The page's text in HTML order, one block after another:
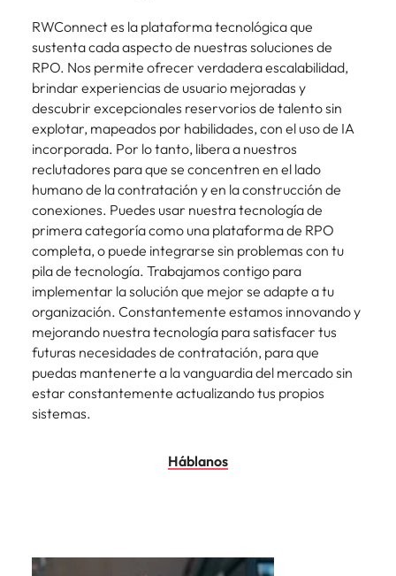
RWConnect es la plataforma tecnológica que
sustenta cada aspecto de nuestras soluciones de
RPO. Nos permite ofrecer verdadera escalabilidad,
brindar experiencias de usuario mejoradas y
descubrir excepcionales reservorios de talento sin
explotar, mapeados por habilidades, con el uso de IA
incorporada. Por lo tanto, libera a nuestros
reclutadores para que se concentren en el lado
humano de la contratación y en la construcción de
conexiones. Puedes usar nuestra tecnología de
primera categoría como una plataforma de RPO
completa, o puede integrarse sin problemas con tu
pila de tecnología. Trabajamos contigo para
implementar la solución que mejor se adapte a tu
organización. Constantemente estamos innovando y
mejorando nuestra tecnología para satisfacer tus
futuras necesidades de contratación, para que
puedas mantenerte a la vanguardia del mercado sin
estar constantemente actualizando tus propios
sistemas.
Háblanos